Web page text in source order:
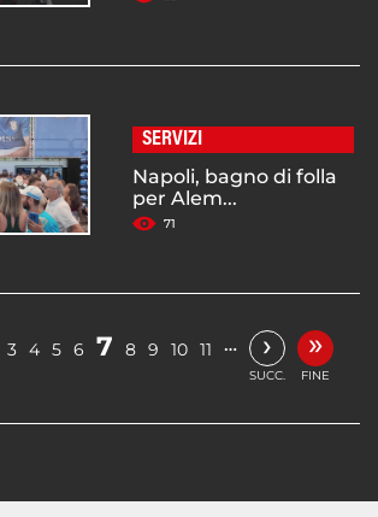
SERVIZI
Napoli, bagno di folla
per Alem...
71
3 4 5 6 7 8 9 10 11 … ›
SUCC.
»
FINE